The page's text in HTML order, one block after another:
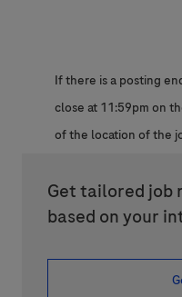
If there is a posting
close at 11:59pm on
of the location of the
Get tailored job
based on your